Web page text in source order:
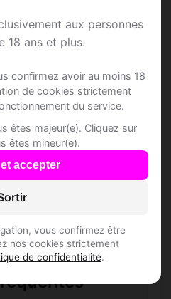
aux personnes
18 ans et plus.
confirmez avoir au moins 18
de cookies strictement
du service.
êtes majeur(e). Cliquez sur
êtes mineur(e).
accepter
vous confirmez être
nos cookies strictement
de confidentialité.
Dating à
de Champzabé et
!